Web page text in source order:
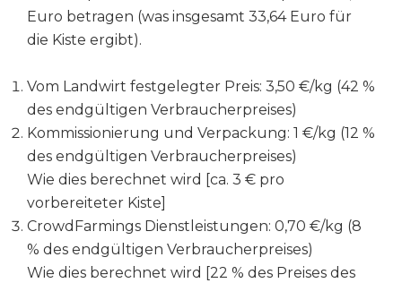
Euro betragen (was insgesamt 33,64 Euro für
die Kiste ergibt).
Vom Landwirt festgelegter Preis: 3,50 €/kg (42 %
des endgültigen Verbraucherpreises)
Kommissionierung und Verpackung: 1 €/kg (12 %
des endgültigen Verbraucherpreises)
Wie dies berechnet wird [ca. 3 € pro
vorbereiteter Kiste]
CrowdFarmings Dienstleistungen: 0,70 €/kg (8
% des endgültigen Verbraucherpreises)
Wie dies berechnet wird [22 % des Preises des